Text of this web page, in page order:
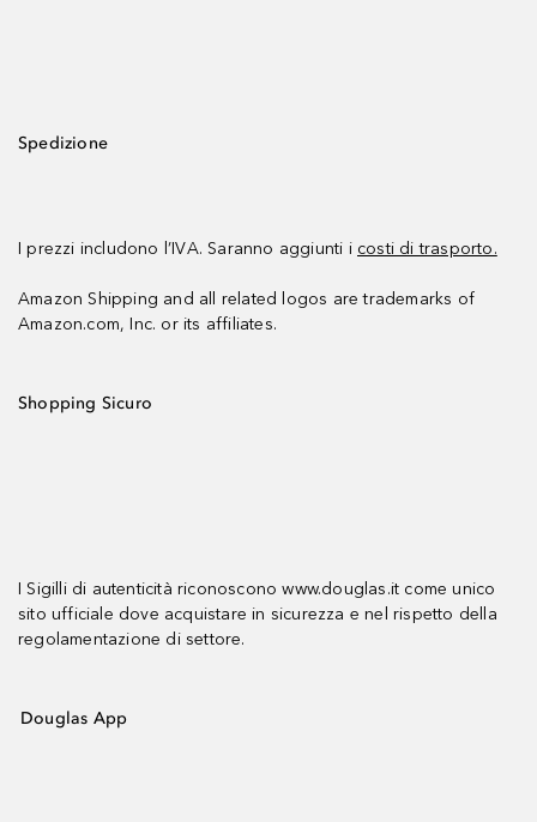
Spedizione
I prezzi includono l’IVA. Saranno aggiunti i costi di trasporto.
Amazon Shipping and all related logos are trademarks of
Amazon.com, Inc. or its affiliates.
Shopping Sicuro
I Sigilli di autenticità riconoscono www.douglas.it come unico
sito ufficiale dove acquistare in sicurezza e nel rispetto della
regolamentazione di settore.
Douglas App